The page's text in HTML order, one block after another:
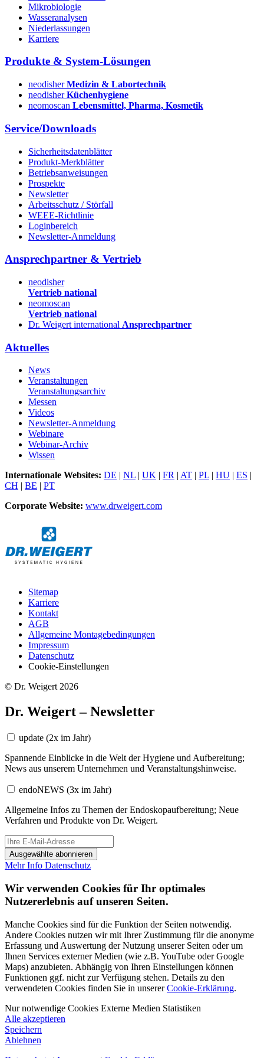
Mikrobiologie
Wasseranalysen
Niederlassungen
Karriere
Produkte & System-Lösungen
neodisherMedizin & Labortechnik
neodisherKüchenhygiene
neomoscan Lebensmittel, Pharma, Kosmetik
Service/Downloads
Sicherheitsdatenblätter
Produkt-Merkblätter
Betriebsanweisungen
Prospekte
Newsletter
Arbeitsschutz / Störfall
WEEE-Richtlinie
Loginbereich
Newsletter-Anmeldung
Ansprechpartner & Vertrieb
neodisher
Vertrieb national
neomoscan
Vertrieb national
Dr. Weigert international Ansprechpartner
Aktuelles
News
Veranstaltungen
Veranstaltungsarchiv
Messen
Videos
Newsletter-Anmeldung
Webinare
Webinar-Archiv
Wissen
Internationale Websites: DE | NL | UK | FR | AT | PL | HU | ES |
CH | BE | PT
Corporate Website: www.drweigert.com
Sitemap
Karriere
Kontakt
AGB
Allgemeine Montagebedingungen
Impressum
Datenschutz
Cookie-Einstellungen
© Dr. Weigert 2026
Dr. Weigert – Newsletter
update (2x im Jahr)
Spannende Einblicke in die Welt der Hygiene und Aufbereitung;
News aus unserem Unternehmen und Veranstaltungshinweise.
endoNEWS (3x im Jahr)
Allgemeine Infos zu Themen der Endoskopaufbereitung; Neue
Verfahren und Produkte von Dr. Weigert.
Ausgewählte abonnieren
Mehr Info Datenschutz
Wir verwenden Cookies für Ihr optimales
Nutzererlebnis auf unseren Seiten.
Manche Cookies sind für die Funktion der Seiten notwendig.
Andere Cookies nutzen wir mit Ihrer Zustimmung für die anonyme
Erfassung und Auswertung der Nutzung unserer Seiten oder um
Ihnen Services externer Medien (wie z.B. YouTube oder Google
Maps) anzubieten. Abhängig von Ihren Einstellungen können
Funktionen ggf. nicht zur Verfügung stehen. Details zu den
verwendeten Cookies finden Sie in unsererCookie-Erklärung.
Nur notwendige Cookies Externe Medien Statistiken
Alle akzeptieren
Speichern
Ablehnen